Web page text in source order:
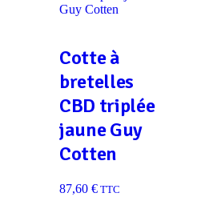
Cotte à
bretelles
CBD triplée
jaune Guy
Cotten
87,60 €TTC